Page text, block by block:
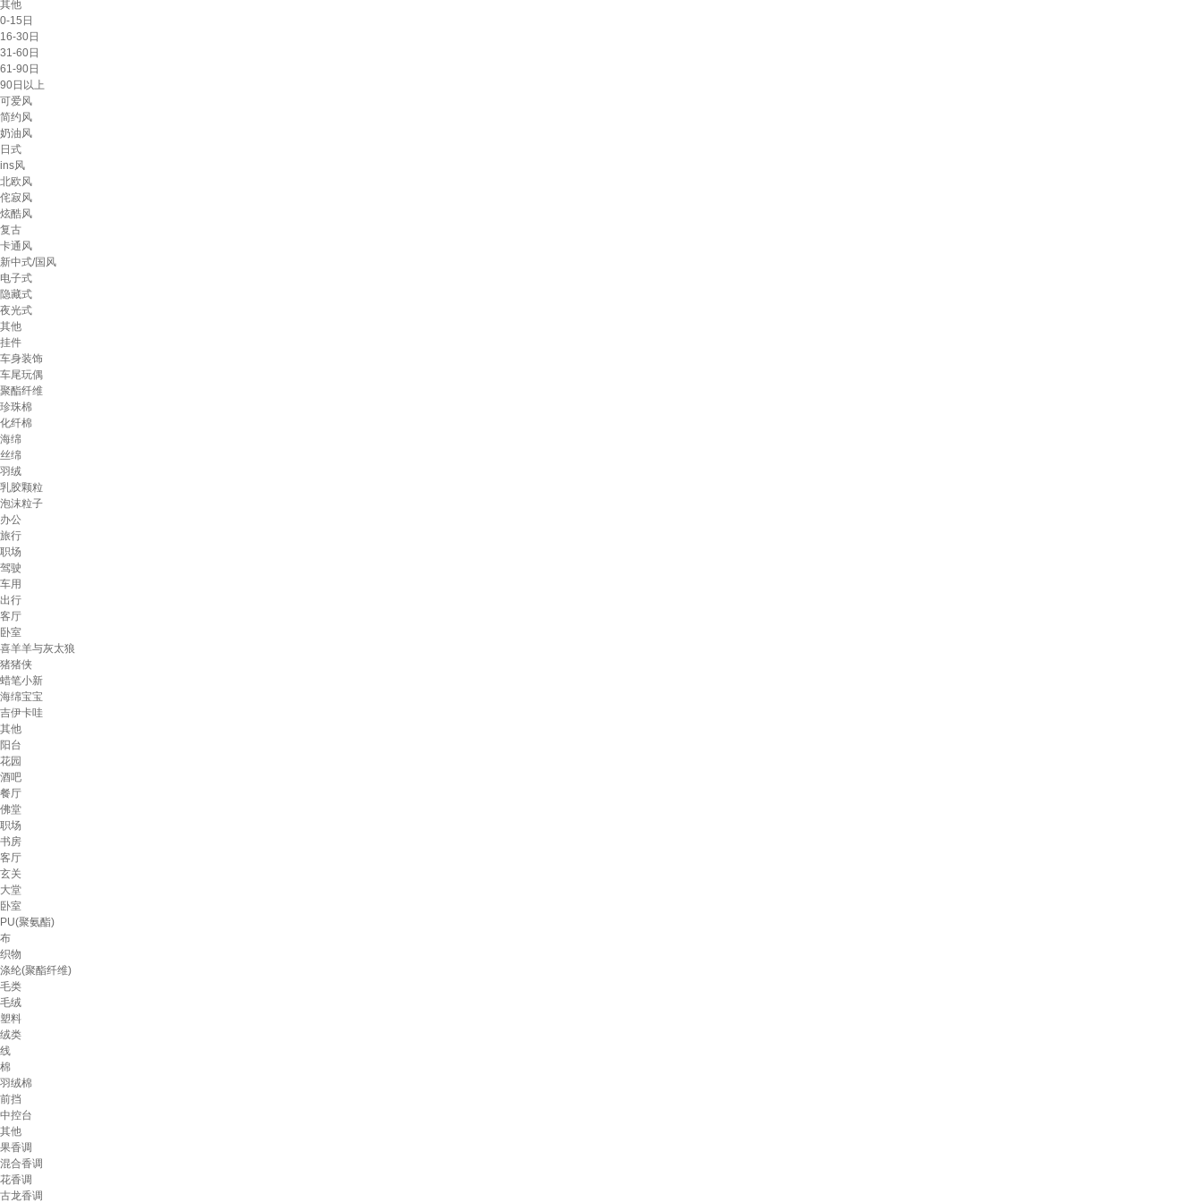
其他
0-15日
16-30日
31-60日
61-90日
90日以上
可爱风
简约风
奶油风
日式
ins风
北欧风
侘寂风
炫酷风
复古
卡通风
新中式/国风
电子式
隐藏式
夜光式
其他
挂件
车身装饰
车尾玩偶
聚酯纤维
珍珠棉
化纤棉
海绵
丝绵
羽绒
乳胶颗粒
泡沫粒子
办公
旅行
职场
驾驶
车用
出行
客厅
卧室
喜羊羊与灰太狼
猪猪侠
蜡笔小新
海绵宝宝
吉伊卡哇
其他
阳台
花园
酒吧
餐厅
佛堂
职场
书房
客厅
玄关
大堂
卧室
PU(聚氨酯)
布
织物
涤纶(聚酯纤维)
毛类
毛绒
塑料
绒类
线
棉
羽绒棉
前挡
中控台
其他
果香调
混合香调
花香调
古龙香调